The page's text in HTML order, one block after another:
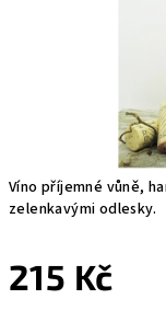
Víno příjemné vůně,
zelenkavými odlesky.
215 Kč